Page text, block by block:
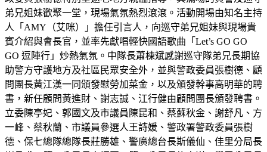
弟兄姐妹歡聚一堂，現場氣氛熱烈滾滾。活動開場由知名主持
人「AMY（艾咪）」擔任引言人，向巡守弟兄姐妹與現場貴
賓介紹與會長官，並率先獻唱輕快國語歌曲「Let’s GO GO
GO 逗陣行」炒熱氣氛。中隊長蕭棟斌感謝巡守隊弟兄長期協
助警方守護地方及社區民眾安全外，並與警政委員張樹德、顧
問團長黃江漢一同頒發慰勞加菜金，以及頒發幹事高明華的聘
書，新任顧問黃進財、謝志誠、江行健由顧問團長頒發聘書。
立委陳亭妃、郭國文及市議員陳昆和、蔡蘇秋金、謝舒凡、方
一峰、蔡秋蘭、市議員參選人王詩媛、警政署警政委員張樹
德、保七總隊總隊長莊勝雄、警廣總台長斯儀仙、佳里分局長